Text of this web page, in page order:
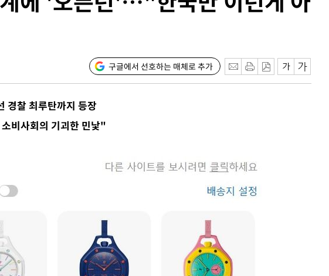
적 포착
라하라 격파
다"
용할까
불가피"
등 압수수색
계태세 강
씨]
개
있어"
'충격·당황'
도'
사 혐의
구글에서 선호하는 매체로 추가
경찰 최루탄까지 등장
비사회의 기괴한 민낯"